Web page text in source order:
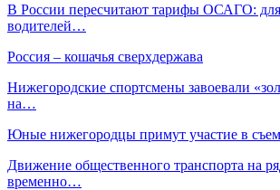
В России пересчитают тарифы ОСАГО:
водителей…
Россия – кошачья сверхдержава
Нижегородские спортсмены завоевали
на…
Юные нижегородцы примут участие в
Движение общественного транспорта на
временно…